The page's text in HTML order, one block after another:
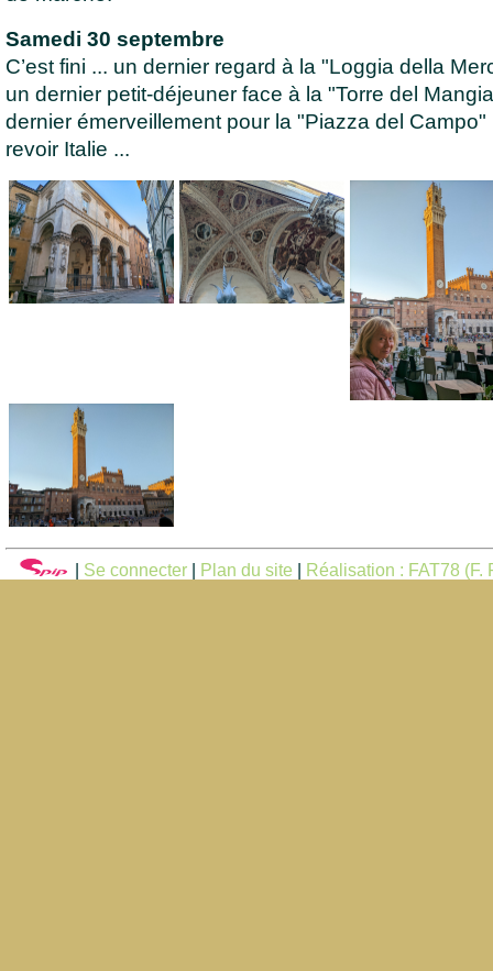
Samedi 30 septembre
C’est fini ... un dernier regard à la "Loggia della
un dernier petit-déjeuner face à la "Torre del
dernier émerveillement pour la "Piazza del Campo"
revoir Italie ...
Se connecter| Plan du site Réalisation : FAT78 (F.